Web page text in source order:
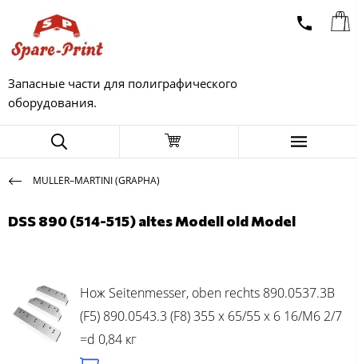
Запасные части для полиграфического
оборудования.
MULLER–MARTINI (GRAPHA)
DSS 890 (514-515) altes Modell old Model
Нож Seitenmesser, oben rechts 890.0537.3B
(F5) 890.0543.3 (F8) 355 x 65/55 x 6 16/M6 2/7
=d 0,84 кг